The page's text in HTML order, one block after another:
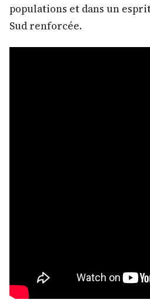
populations et dans un
Sud renforcée.